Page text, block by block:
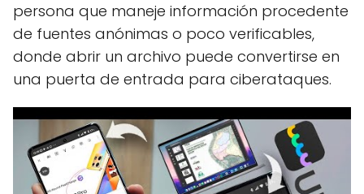
persona que maneje información procedente
de fuentes anónimas o poco verificables,
donde abrir un archivo puede convertirse en
una puerta de entrada para ciberataques.